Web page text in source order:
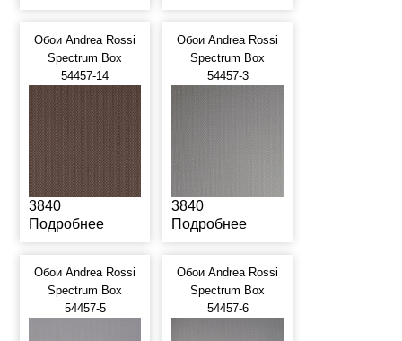
Обои Andrea Rossi
Spectrum Box
54457-14
3840
Подробнее
Обои Andrea Rossi
Spectrum Box
54457-3
3840
Подробнее
Обои Andrea Rossi
Spectrum Box
54457-5
Обои Andrea Rossi
Spectrum Box
54457-6